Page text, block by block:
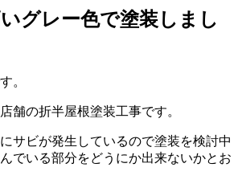
グレー色で塗装しまし
。
舗の折半屋根塗装工事です。
サビが発生しているので塗装を検討中
でいる部分をどうにか出来ないかとお